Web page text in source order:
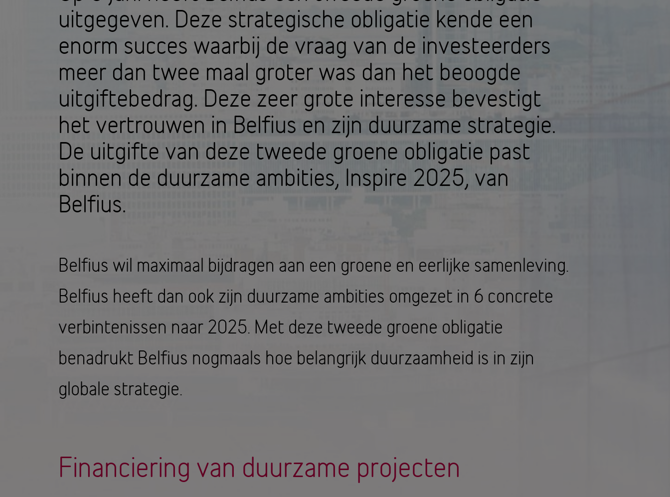
uitgegeven. Deze strategische obligatie kende een
enorm succes waarbij de vraag van de investeerders
meer dan twee maal groter was dan het beoogde
uitgiftebedrag. Deze zeer grote interesse bevestigt
het vertrouwen in Belfius en zijn duurzame strategie.
De uitgifte van deze tweede groene obligatie past
binnen de duurzame ambities, Inspire 2025, van
Belfius.
Belfius wil maximaal bijdragen aan een groene en eerlijke samenleving.
Belfius heeft dan ook zijn duurzame ambities omgezet in 6 concrete
verbintenissen naar 2025. Met deze tweede groene obligatie
benadrukt Belfius nogmaals hoe belangrijk duurzaamheid is in zijn
globale strategie.
Financiering van duurzame projecten